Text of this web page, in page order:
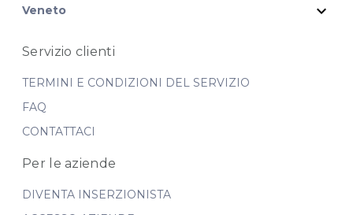
Veneto expand_more
Servizio clienti
TERMINI E CONDIZIONI DEL SERVIZIO
FAQ
CONTATTACI
Per le aziende
DIVENTA INSERZIONISTA